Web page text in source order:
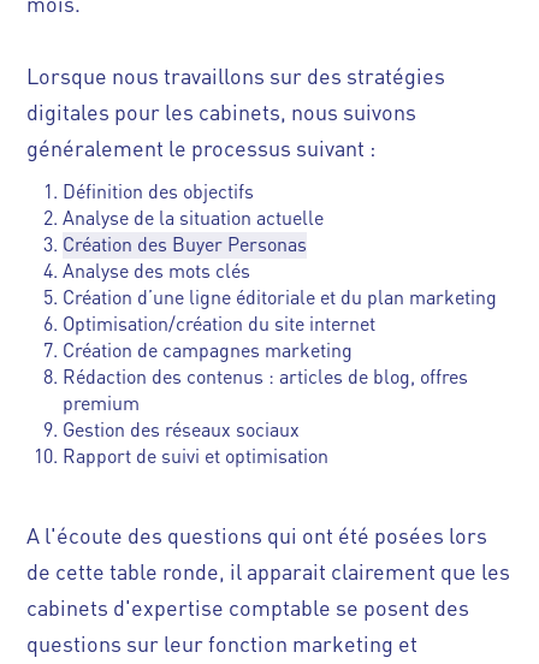
Lorsque nous travaillons sur des stratégies
digitales pour les cabinets, nous suivons
généralement le processus suivant :
Définition des objectifs
Analyse de la situation actuelle
Création des Buyer Personas
Analyse des mots clés
Création d’une ligne éditoriale et du plan marketing
Optimisation/création du site internet
Création de campagnes marketing
Rédaction des contenus : articles de blog, offres
premium
Gestion des réseaux sociaux
Rapport de suivi et optimisation
A l'écoute des questions qui ont été posées lors
de cette table ronde, il apparait clairement que les
cabinets d'expertise comptable se posent des
questions sur leur fonction marketing et